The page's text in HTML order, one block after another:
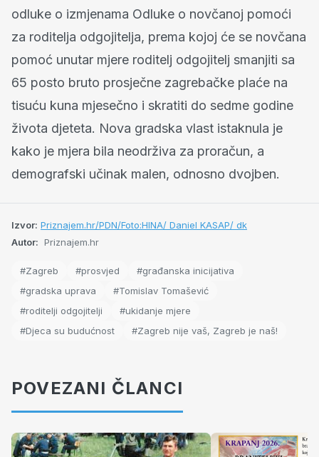
odluke o izmjenama Odluke o novčanoj pomoći
za roditelja odgojitelja, prema kojoj će se novčana
pomoć unutar mjere roditelj odgojitelj smanjiti sa
65 posto bruto prosječne zagrebačke plaće na
tisuću kuna mjesečno i skratiti do sedme godine
života djeteta. Nova gradska vlast istaknula je
kako je mjera bila neodrživa za proračun, a
demografski učinak malen, odnosno dvojben.
Izvor: Priznajem.hr/PDN/Foto:HINA/ Daniel KASAP/ dk
Autor: Priznajem.hr
#Zagreb #prosvjed
#građanska inicijativa
#gradska uprava
#Tomislav Tomašević
#roditelji odgojitelji
#ukidanje mjere
#Djeca su budućnost
#Zagreb nije vaš, Zagreb je naš!
POVEZANI ČLANCI